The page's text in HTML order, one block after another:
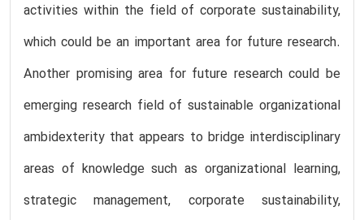
activities within the field of corporate sustainability,
which could be an important area for future research.
Another promising area for future research could be
emerging research field of sustainable organizational
ambidexterity that appears to bridge interdisciplinary
areas of knowledge such as organizational learning,
strategic management, corporate sustainability,